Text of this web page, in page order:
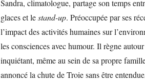
Sandra, climatologue, partage son temps
glaces et lestand-up. Préoccupée par ses
l’impact des activités humaines sur
les consciences avec humour. Il règne
inquiétant, même au sein de sa propre
annoncé la chute de Troie sans être